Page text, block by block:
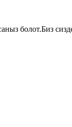
болот.Биз